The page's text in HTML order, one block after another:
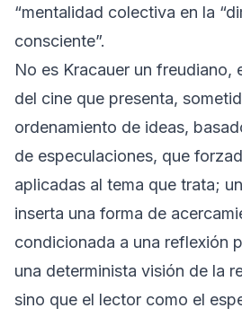
“mentalidad colectiva en la
consciente”.
No es Kracauer un freudiano,
del cine que presenta,
ordenamiento de ideas,
de especulaciones, que
aplicadas al tema que trata;
inserta una forma de
condicionada a una reflexión
una determinista visión de la
sino que el lector como el